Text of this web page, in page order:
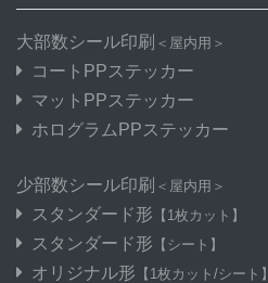
大部数シール印刷 ＜屋内用＞
コートPPステッカー
マットPPステッカー
ホログラムPPステッカー
少部数シール印刷 ＜屋内用＞
スタンダード形 【1枚カット】
スタンダード形 【シート】
オリジナル形 【1枚カット/シート】